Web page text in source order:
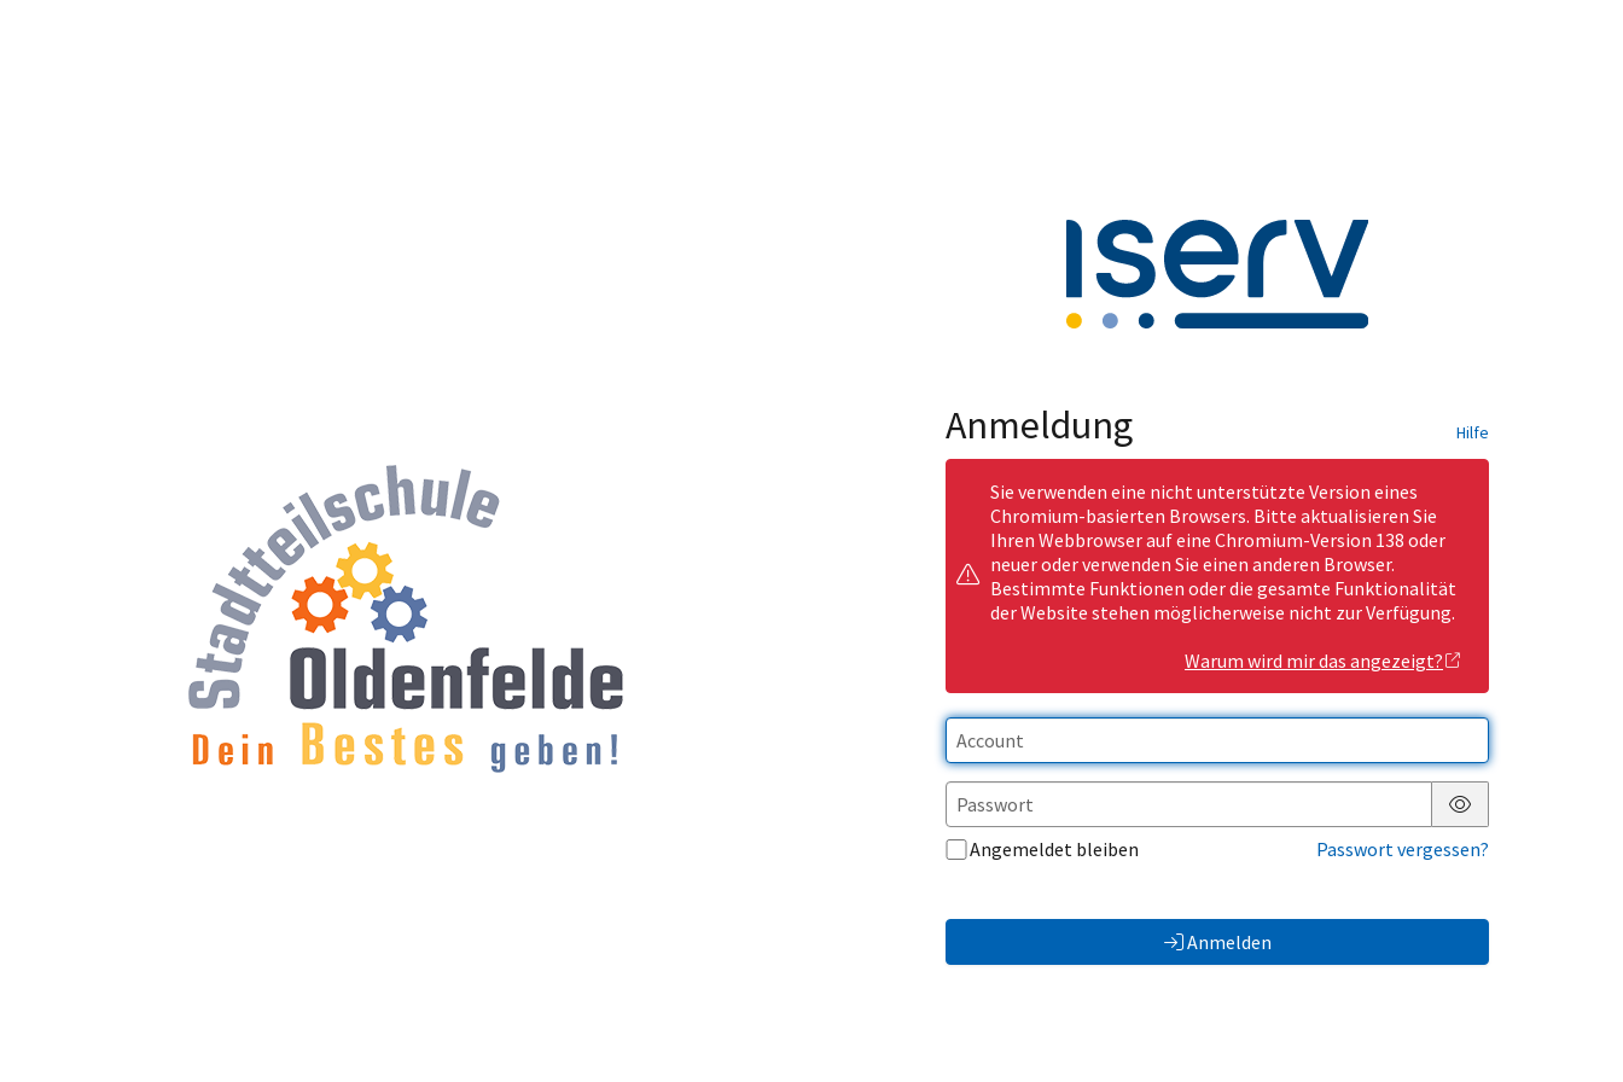
Anmeldung Hilfe
Sie verwenden eine nicht unterstützte Version eines
Chromium-basierten Browsers. Bitte aktualisieren Sie
Ihren Webbrowser auf eine Chromium-Version 138 oder
neuer oder verwenden Sie einen anderen Browser.
Bestimmte Funktionen oder die gesamte Funktionalität
der Website stehen möglicherweise nicht zur Verfügung.
Warum wird mir das angezeigt?
Passwort anzeigen
Angemeldet bleiben
Passwort vergessen?
Anmelden